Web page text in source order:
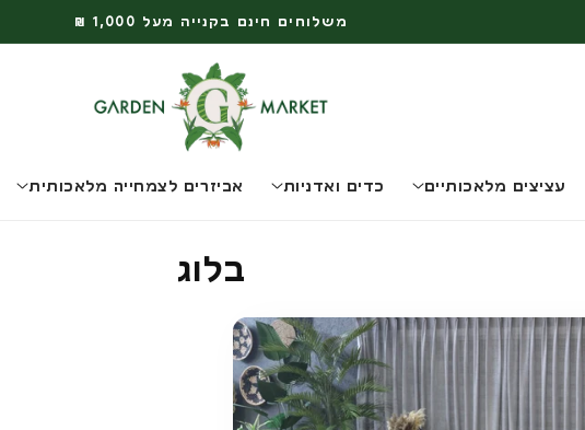
משלוחים חינם בקנייה מעל 1,000 ₪
עציצים מלאכותיים כדים ואדניות אביזרים לצמחייה מלאכותית
בלוג